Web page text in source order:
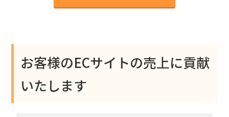
お客様のECサイトの売上に貢献
いたします